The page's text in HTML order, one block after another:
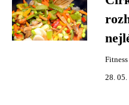
28. 05.